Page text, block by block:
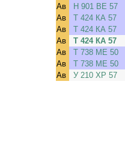
Ав
Н 901 ВЕ 57
Ав
Т 424 КА 57
Ав
Т 424 КА 57
Ав
Т 424 КА 57
Ав
Т 738 МЕ 50
Ав
Т 738 МЕ 50
Ав
У 210 ХР 57